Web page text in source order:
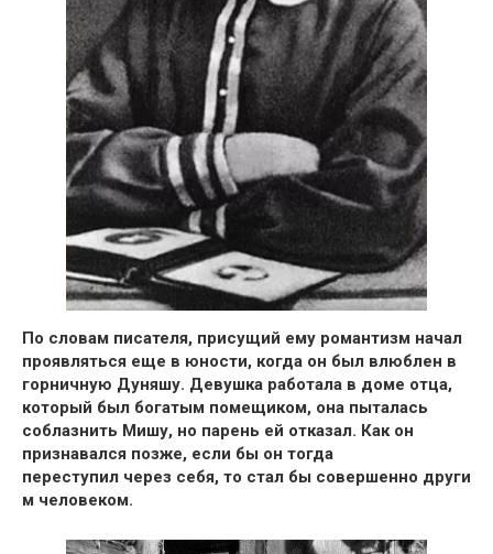
По словам писателя, присущий ему романтизм начал
проявляться еще в юности, когда он был влюблен в
горничную Дуняшу. Девушка работала в доме отца,
который был богатым помещиком, она пыталась
соблазнить Мишу, но парень ей отказал. Как он
признавался позже, если бы он тогда
переступил через себя, то стал бы совершенно други
м человеком.